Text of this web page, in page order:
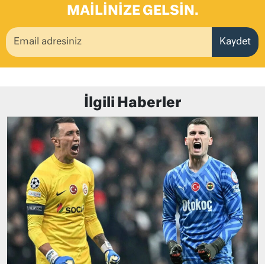
MAILINIZE GELSIN.
Kaydet
İlgili Haberler